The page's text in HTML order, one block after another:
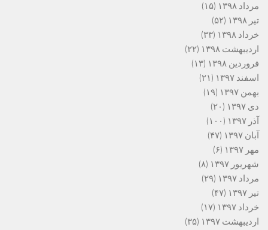
مرداد ۱۳۹۸
(۱۵)
تیر ۱۳۹۸
(۵۲)
خرداد ۱۳۹۸
(۳۳)
اردیبهشت ۱۳۹۸
(۲۲)
فروردین ۱۳۹۸
(۱۳)
اسفند ۱۳۹۷
(۲۱)
بهمن ۱۳۹۷
(۱۹)
دی ۱۳۹۷
(۲۰)
آذر ۱۳۹۷
(۱۰۰)
آبان ۱۳۹۷
(۴۷)
مهر ۱۳۹۷
(۶)
شهریور ۱۳۹۷
(۸)
مرداد ۱۳۹۷
(۲۹)
تیر ۱۳۹۷
(۴۷)
خرداد ۱۳۹۷
(۱۷)
اردیبهشت ۱۳۹۷
(۳۵)